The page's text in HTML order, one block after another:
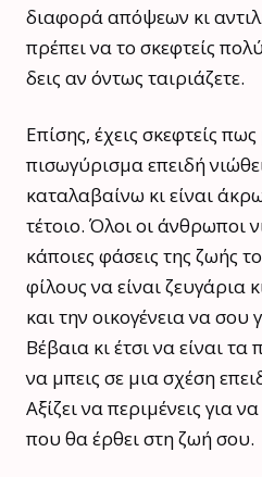
διαφορά απόψεων κι
πρέπει να το σκεφτείς
δεις αν όντως ταιριάζετε.
Επίσης, έχεις σκεφτείς
πισωγύρισμα επειδή
καταλαβαίνω κι είναι
τέτοιο. Όλοι οι άνθρωποι
κάποιες φάσεις της ζωής
φίλους να είναι ζευγάρια
και την οικογένεια να σου
Βέβαια κι έτσι να είναι
να μπεις σε μια σχέση
Αξίζει να περιμένεις για
που θα έρθει στη ζωή σου.